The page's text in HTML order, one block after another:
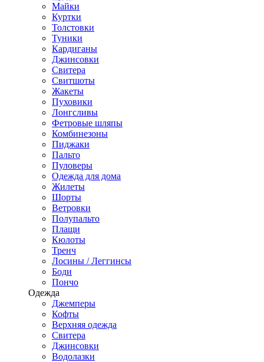
Майки
Куртки
Толстовки
Туники
Кардиганы
Джинсовки
Свитера
Свитшоты
Жакеты
Пуховики
Лонгсливы
Фетровые шляпы
Комбинезоны
Пиджаки
Пальто
Пуловеры
Одежда для дома
Жилеты
Шорты
Ветровки
Полупальто
Плащи
Кюлоты
Тренч
Лосины / Леггинсы
Боди
Пончо
Одежда
Джемперы
Кофты
Верхняя одежда
Свитера
Джинсовки
Водолазки